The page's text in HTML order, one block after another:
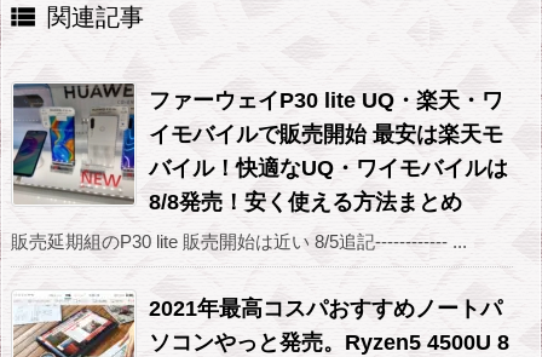
 関連記事
ファーウェイP30 lite UQ・楽天・ワ
イモバイルで販売開始 最安は楽天モ
バイル！快適なUQ・ワイモバイルは
8/8発売！安く使える方法まとめ
販売延期組のP30 lite 販売開始は近い 8/5追記------------ ...
2021年最高コスパおすすめノートパ
ソコンやっと発売。Ryzen5 4500U 8